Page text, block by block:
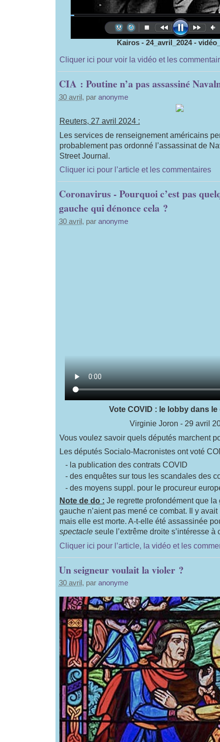
Kairos - 24_avril_2024 -
Cliquer ici pour voir la vidéo et les
CIA : Poutine n’a pas assassiné
30 avril, par anonyme
Reuters, 27 avril 2024 :
Les services de renseignement américains
probablement pas ordonné l’assassinat de
Street Journal.
Cliquer ici pour l’article et les commentaires
Coronavirus - Pourquoi c’est pas
gauche qui dénonce cela ?
30 avril , par anonyme
Vote COVID : le lobby dans
Virginie Joron - 29 avril
Vous voulez savoir quels députés marchent
Les députés Socialo-Macronistes ont voté
- la publication des contrats COVID
- des enquêtes sur tous les scandales des
- des moyens suppl. pour le procureur
Note de do : Je regrette profondément que la
gauche n’aient pas mené ce combat. Il y
mais elle est morte. A-t-elle été assassinée
spectacleseule l’extrême droite s’intéresse à
Cliquer ici pour l’article, la vidéo et les
Un seigneur voulait la violer ?
30 avril , par anonyme